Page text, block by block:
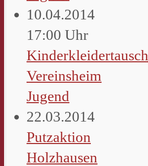
10.04.2014
17:00 Uhr
Kinderkleidertausch
Vereinsheim
Jugend
22.03.2014
Putzaktion
Holzhausen